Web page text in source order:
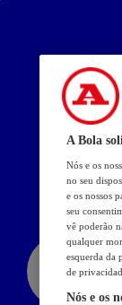
A Bola
Nós e os
no seu
e os nossos
seu
vê poderão
qualquer
esquerda da
de
Nós e os